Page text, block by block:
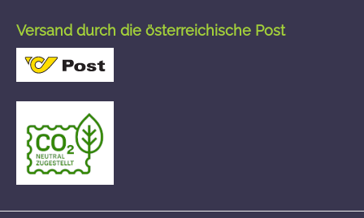
Versand durch die österreichische Post